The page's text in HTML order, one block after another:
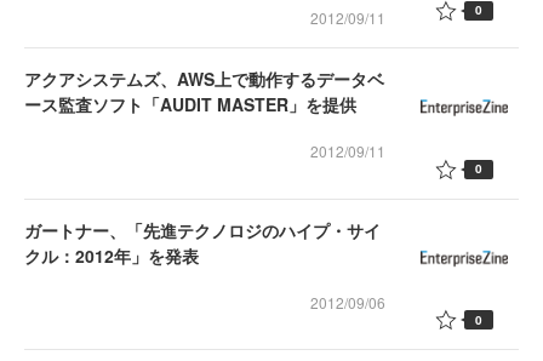
2012/09/11 0
アクアシステムズ、AWS上で動作するデータベ
ース監査ソフト「AUDIT MASTER」を提供
2012/09/11
0
ガートナー、「先進テクノロジのハイプ・サイ
クル：2012年」を発表
2012/09/06
0